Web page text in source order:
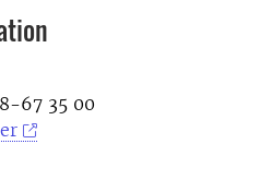
67 35 00